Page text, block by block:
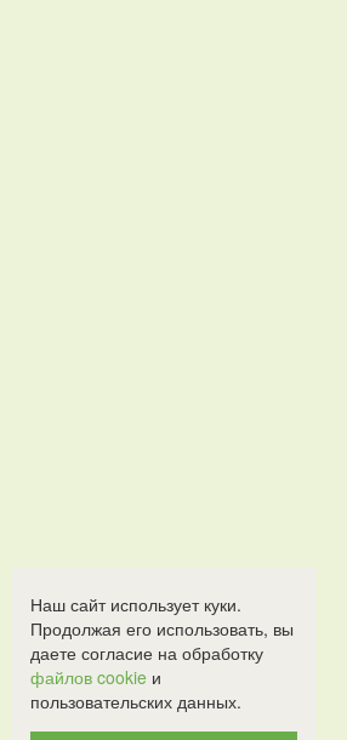
Наш сайт использует куки.
Продолжая его использовать, вы
даете согласие на обработку
файлов cookie и
пользовательских данных.